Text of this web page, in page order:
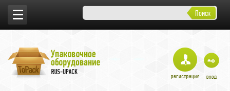
Поиск